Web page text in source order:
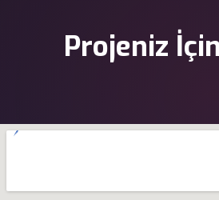
Projeniz İçin